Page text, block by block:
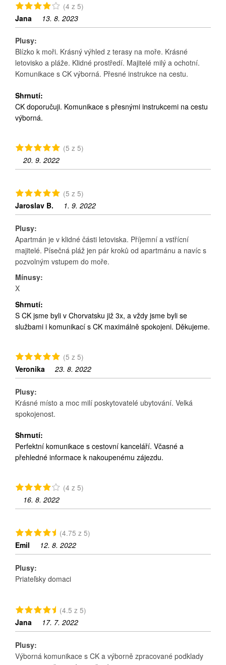
(4 z 5)
Jana
13. 8. 2023
Plusy:
Blízko k moři. Krásný výhled z terasy na moře. Krásné
letovisko a pláže. Klidné prostředí. Majitelé milý a ochotní.
Komunikace s CK výborná. Přesné instrukce na cestu.
Shrnutí:
CK doporučuji. Komunikace s přesnými instrukcemi na cestu
výborná.
(5 z 5)
20. 9. 2022
(5 z 5)
Jaroslav B.
1. 9. 2022
Plusy:
Apartmán je v klidné části letoviska. Příjemní a vstřícní
majitelé. Písečná pláž jen pár kroků od apartmánu a navíc s
pozvolným vstupem do moře.
Mínusy:
X
Shrnutí:
S CK jsme byli v Chorvatsku již 3x, a vždy jsme byli se
službami i komunikací s CK maximálně spokojeni. Děkujeme.
(5 z 5)
Veronika
23. 8. 2022
Plusy:
Krásné místo a moc milí poskytovatelé ubytování. Velká
spokojenost.
Shrnutí:
Perfektní komunikace s cestovní kanceláří. Včasné a
přehledné informace k nakoupenému zájezdu.
(4 z 5)
16. 8. 2022
(4.75 z 5)
Emil
12. 8. 2022
Plusy:
Priateľsky domaci
(4.5 z 5)
Jana
17. 7. 2022
Plusy:
Výborná komunikace s CK a výborně zpracované podklady